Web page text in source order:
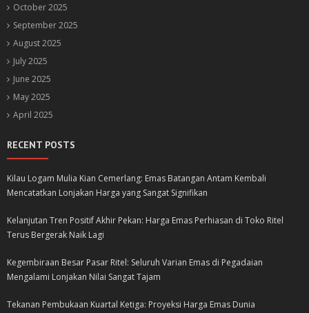
October 2025
September 2025
August 2025
July 2025
June 2025
May 2025
April 2025
RECENT POSTS
Kilau Logam Mulia Kian Cemerlang: Emas Batangan Antam Kembali
Mencatatkan Lonjakan Harga yang Sangat Signifikan
Kelanjutan Tren Positif Akhir Pekan: Harga Emas Perhiasan di Toko Ritel
Terus Bergerak Naik Lagi
Kegembiraan Besar Pasar Ritel: Seluruh Varian Emas di Pegadaian
Mengalami Lonjakan Nilai Sangat Tajam
Tekanan Pembukaan Kuartal Ketiga: Proyeksi Harga Emas Dunia